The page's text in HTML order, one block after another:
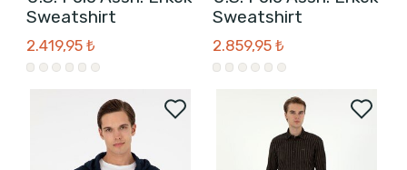
Sweatshirt
2.419,95 ₺
Sweatshirt
2.859,95 ₺